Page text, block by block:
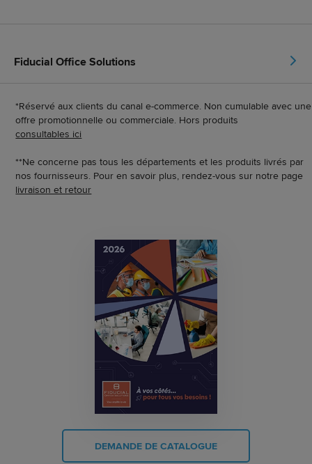
Fiducial Office Solutions
*Réservé aux clients du canal e-commerce. Non cumulable avec une
offre promotionnelle ou commerciale. Hors produits
consultables ici
**Ne concerne pas tous les départements et les produits livrés par
nos fournisseurs. Pour en savoir plus, rendez-vous sur notre page
livraison et retour
DEMANDE DE CATALOGUE